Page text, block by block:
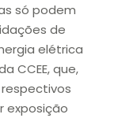
só podem
de
elétrica
CCEE, que,
exposição